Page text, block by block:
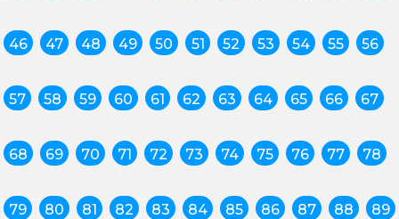
46 47 48 49 50 51 52 53 54 55 56
57 58 59 60 61 62 63 64 65 66 67
68 69 70 71 72 73 74 75 76 77 78
79 80 81 82 83 84 85 86 87 88 89